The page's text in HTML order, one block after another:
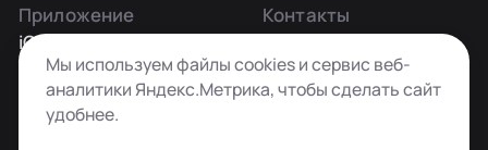
Приложение
iOS
Android
Контакты
Заказать звонок
+7 495 181-55-45
info@kladovkin.ru
Мы используем файлы cookies и сервис веб-
аналитики Яндекс.Метрика, чтобы сделать сайт
удобнее.